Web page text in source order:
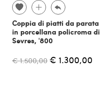
Coppia di piatti da parata
in porcellana policroma di
Sevres, '800
€ 1.500,00 € 1.300,00